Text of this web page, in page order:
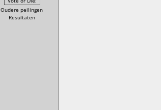
Oudere peilingen
Resultaten